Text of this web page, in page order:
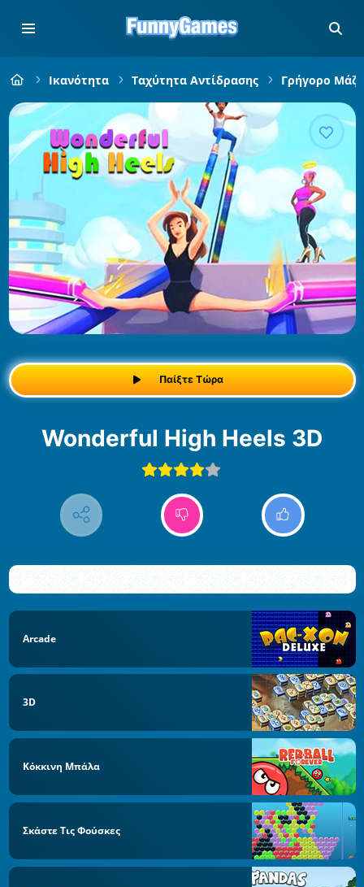
Ικανότητα Ταχύτητα Αντίδρασης Γρήγορο
Παίξτε Τώρα
Wonderful High Heels 3D
Arcade
3D
Κόκκινη Μπάλα
Σκάστε Τις Φούσκες